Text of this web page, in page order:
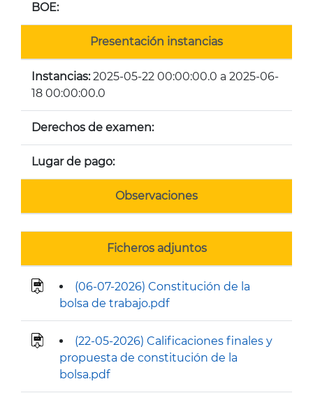
BOE:
Presentación instancias
Instancias:2025-05-22 00:00:00.0 a 2025-06-
18 00:00:00.0
Derechos de examen:
Lugar de pago:
Observaciones
Ficheros adjuntos
(06-07-2026) Constitución de la
bolsa de trabajo.pdf
(22-05-2026) Calificaciones finales y
propuesta de constitución de la
bolsa.pdf